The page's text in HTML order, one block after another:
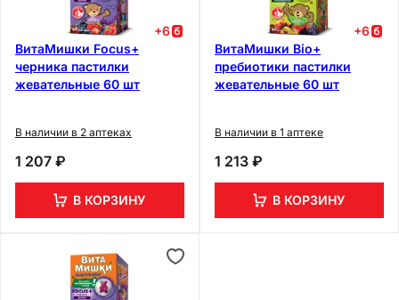
+6
ВитаМишки Focus+
черника пастилки
жевательные 60 шт
В наличии в 2 аптеках
1 207 ₽
В КОРЗИНУ
+6
ВитаМишки Bio+
пребиотики пастилки
жевательные 60 шт
В наличии в 1 аптеке
1 213 ₽
В КОРЗИНУ